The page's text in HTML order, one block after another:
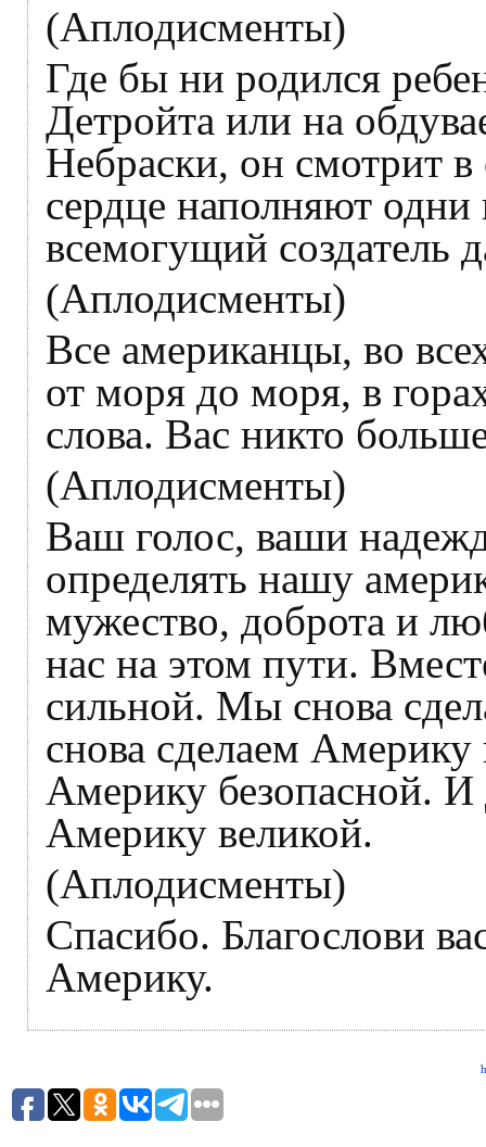
(Аплодисменты)
Где бы ни родился
Детройта или на
Небраски, он смотрит
сердце наполняют
всемогущий создатель
(Аплодисменты)
Все американцы, во
от моря до моря, в
слова. Вас никто
(Аплодисменты)
Ваш голос, ваши
определять нашу
мужество, доброта и
нас на этом пути.
сильной. Мы снова
снова сделаем
Америку безопасной. И
Америку великой.
(Аплодисменты)
Спасибо. Благослови
Америку.